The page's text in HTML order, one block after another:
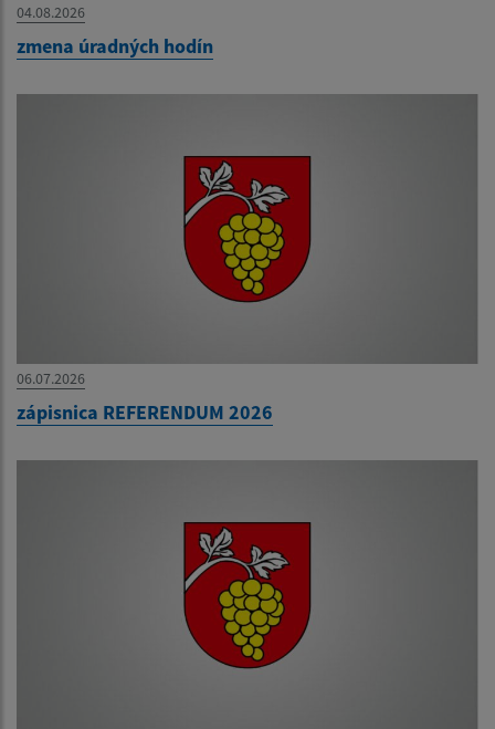
04.08.2026
zmena úradných hodín
06.07.2026
zápisnica REFERENDUM 2026